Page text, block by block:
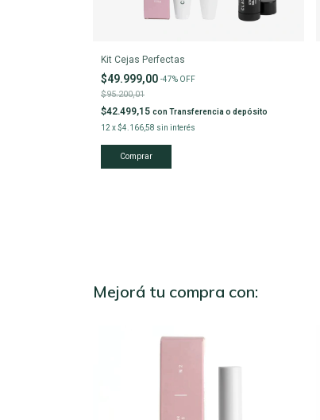
Kit Cejas Perfectas
$49.999,00 -47% OFF
$95.200,01
$42.499,15 con Transferencia o depósito
12x$4.166,58 sin interés
Mejorá tu compra con: